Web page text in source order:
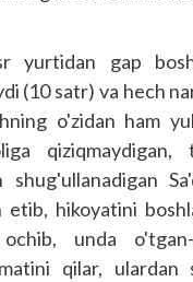
yurtidan gap
(10 satr) va hech
o'zidan ham
qiziqmaydigan,
shug'ullanadigan
etib, hikoyatini
ochib, unda o'tgan-
qilar, ulardan